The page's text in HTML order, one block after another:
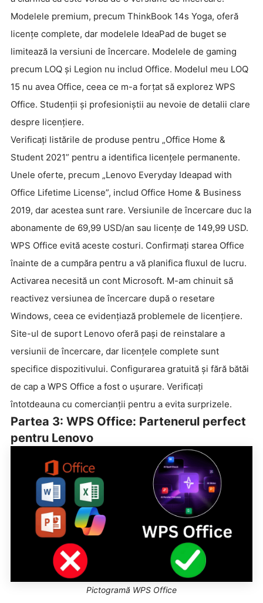
Modelele premium, precum ThinkBook 14s Yoga, oferă
licențe complete, dar modelele IdeaPad de buget se
limitează la versiuni de încercare. Modelele de gaming
precum LOQ și Legion nu includ Office. Modelul meu LOQ
15 nu avea Office, ceea ce m-a forțat să explorez WPS
Office. Studenții și profesioniștii au nevoie de detalii clare
despre licențiere.
Verificați listările de produse pentru „Office Home &
Student 2021” pentru a identifica licențele permanente.
Unele oferte, precum „Lenovo Everyday Ideapad with
Office Lifetime License”, includ Office Home & Business
2019, dar acestea sunt rare. Versiunile de încercare duc la
abonamente de 69,99 USD/an sau licențe de 149,99 USD.
WPS Office evită aceste costuri. Confirmați starea Office
înainte de a cumpăra pentru a vă planifica fluxul de lucru.
Activarea necesită un cont Microsoft. M-am chinuit să
reactivez versiunea de încercare după o resetare
Windows, ceea ce evidențiază problemele de licențiere.
Site-ul de suport Lenovo oferă pași de reinstalare a
versiunii de încercare, dar licențele complete sunt
specifice dispozitivului. Configurarea gratuită și fără bătăi
de cap a WPS Office a fost o ușurare. Verificați
întotdeauna cu comercianții pentru a evita surprizele.
Partea 3: WPS Office: Partenerul perfect
pentru Lenovo
Pictogramă WPS Office